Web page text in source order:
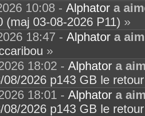
10:08 - Alphator a
(maj 03-08-2026 P11) »
18:47 - Alphator a
»
18:02 - Alphator a
2026 p143 GB le retour
18:01 - Alphator a
2026 p143 GB le retour